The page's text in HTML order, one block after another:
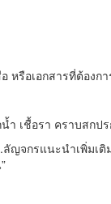
รือเอกสารที่ต้อง
ำ เชื้อรา คราบสก
ญจกรแนะนำเพิ่มเ